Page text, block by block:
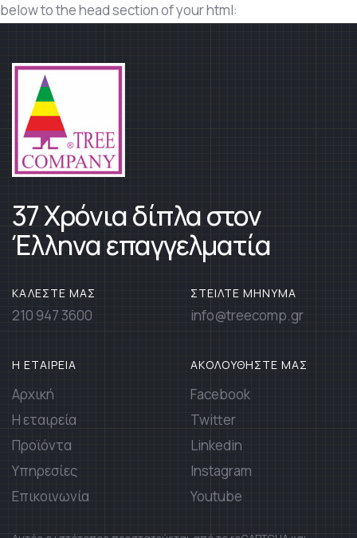
below to the head section of your html:
37 Χρόνια δίπλα στον
Έλληνα επαγγελματία
ΚΑΛΕΣΤΕ ΜΑΣ
210 947 3600
ΣΤΕΙΛΤΕ ΜΗΝΥΜΑ
info@treecomp.gr
Η ΕΤΑΙΡΕΙΑ
Αρχική
Η εταιρεία
Προϊόντα
Υπηρεσίες
Επικοινωνία
ΑΚΟΛΟΥΘΗΣΤΕ ΜΑΣ
Facebook
Twitter
Linkedin
Instagram
Youtube